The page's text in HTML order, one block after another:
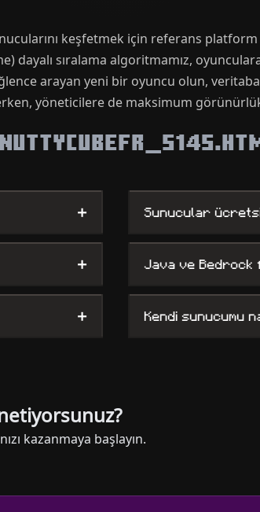
keşfetmek için referans
dayalı sıralama algoritmamız,
arayan yeni bir oyuncu olun,
yöneticilere de maksimum
+ Sunucular
+ Java ve Bedrock
+ Kendi sunucumu
kazanmaya başlayın.